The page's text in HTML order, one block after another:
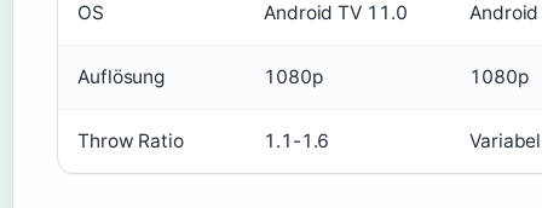
OS Android TV 11.0 Android
Auflösung 1080p 1080p
Throw Ratio 1.1-1.6 Variabel